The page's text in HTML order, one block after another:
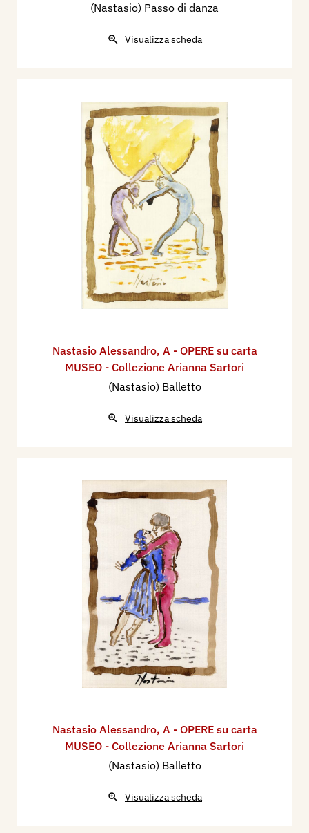
(Nastasio) Passo di danza
Visualizza scheda
Nastasio Alessandro, A - OPERE su carta
MUSEO - Collezione Arianna Sartori
(Nastasio) Balletto
Visualizza scheda
Nastasio Alessandro, A - OPERE su carta
MUSEO - Collezione Arianna Sartori
(Nastasio) Balletto
Visualizza scheda